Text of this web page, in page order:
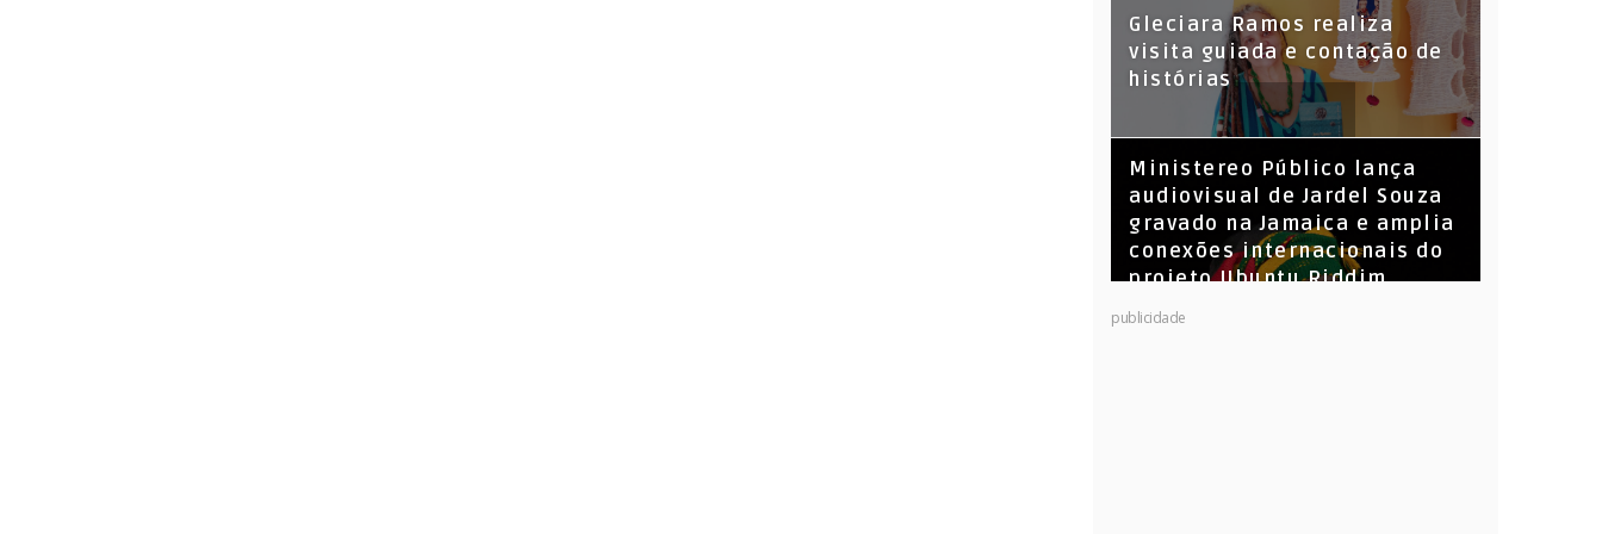
KL Jay (Racionais MC’s), DJ
Raíz e DJ Leandro Vitrola na
BIGSHAKE 14
Gleciara Ramos realiza
visita guiada e contação de
histórias
​Ministereo Público lança
audiovisual de Jardel Souza
gravado na Jamaica e amplia
conexões internacionais do
projeto Ubuntu Riddim
publicidade